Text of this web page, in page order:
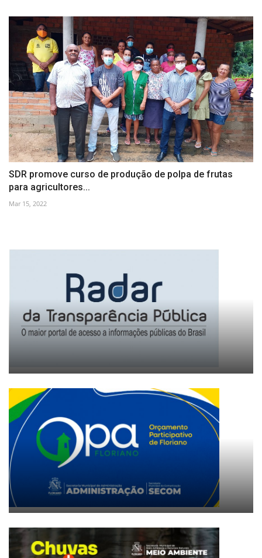
SDR promove curso de produção de polpa de frutas
para agricultores...
Mar 15, 2022